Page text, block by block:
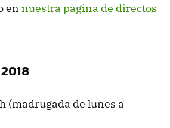
en nuestra página de directos
(madrugada de lunes a